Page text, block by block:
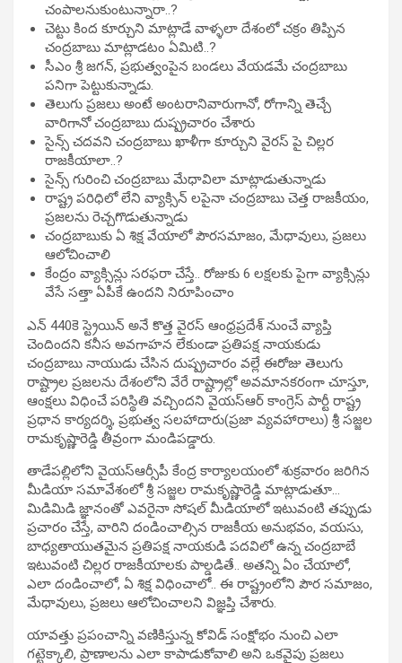
చంపాలనుకుంటున్నారా..?
చెట్టు కింద కూర్చుని మాట్లాడే వాళ్ళలా దేశంలో చక్రం తిప్పిన
చంద్రబాబు మాట్లాడటం ఏమిటి..?
సీఎం శ్రీ జగన్, ప్రభుత్వంపైన బండలు వేయడమే చంద్రబాబు
పనిగా పెట్టుకున్నాడు.
తెలుగు ప్రజలు అంటే అంటరానివారుగానో, రోగాన్ని తెచ్చే
వారిగానో చంద్రబాబు దుష్ప్రచారం చేశారు
సైన్స్ చదవని చంద్రబాబు ఖాళీగా కూర్చుని వైరస్ పై చిల్లర
రాజకీయాలా..?
సైన్స్ గురించి చంద్రబాబు మేధావిలా మాట్లాడుతున్నాడు
రాష్ట్ర పరిధిలో లేని వ్యాక్సిన్ లపైనా చంద్రబాబు చెత్త రాజకీయం,
ప్రజలను రెచ్చగొడుతున్నాడు
చంద్రబాబుకు ఏ శిక్ష వేయాలో పౌరసమాజం, మేధావులు, ప్రజలు
ఆలోచించాలి
కేంద్రం వ్యాక్సిన్లు సరఫరా చేస్తే.. రోజుకు 6 లక్షలకు పైగా వ్యాక్సిన్లు
వేసే సత్తా ఏపీకే ఉందని నిరూపించాం
ఎన్ 440కె స్ట్రెయిన్ అనే కొత్త వైరస్ ఆంధ్రప్రదేశ్ నుంచే వ్యాప్తి
చెందిందని కనీస అవగాహన లేకుండా ప్రతిపక్ష నాయకుడు
చంద్రబాబు నాయుడు చేసిన దుష్ప్రచారం వల్లే ఈరోజు తెలుగు
రాష్ట్రాల ప్రజలను దేశంలోని వేరే రాష్ట్రాల్లో అవమానకరంగా చూస్తూ,
ఆంక్షలు విధించే పరిస్థితి వచ్చిందని వైయస్ఆర్ కాంగ్రెస్ పార్టీ రాష్ట్ర
ప్రధాన కార్యదర్శి, ప్రభుత్వ సలహాదారు(ప్రజా వ్యవహారాలు) శ్రీ సజ్జల
రామకృష్ణారెడ్డి తీవ్రంగా మండిపడ్డారు.
తాడేపల్లిలోని వైయస్ఆర్సీపీ కేంద్ర కార్యాలయంలో శుక్రవారం జరిగిన
మీడియా సమావేశంలో శ్రీ సజ్జల రామకృష్ణారెడ్డి మాట్లాడుతూ…
మిడిమిడి జ్ఞానంతో ఎవరైనా సోషల్ మీడియాలో ఇటువంటి తప్పుడు
ప్రచారం చేస్తే, వారిని దండించాల్సిన రాజకీయ అనుభవం, వయసు,
బాధ్యతాయుతమైన ప్రతిపక్ష నాయకుడి పదవిలో ఉన్న చంద్రబాబే
ఇటువంటి చిల్లర రాజకీయాలకు పాల్డడితే.. అతన్ని ఏం చేయాలో,
ఎలా దండించాలో, ఏ శిక్ష విధించాలో.. ఈ రాష్ట్రంలోని పౌర సమాజం,
మేధావులు, ప్రజలు ఆలోచించాలని విజ్ఞప్తి చేశారు.
యావత్తు ప్రపంచాన్ని వణికిస్తున్న కోవిడ్ సంక్షోభం నుంచి ఎలా
గట్టెక్కాలి, ప్రాణాలను ఎలా కాపాడుకోవాలి అని ఒకవైపు ప్రజలు